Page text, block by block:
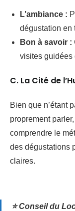
L’ambiance :
dégustation en
Bon à savoir :
visites guidées
C. La Cité de
Bien que n’étant
proprement
comprendre le
des dégustations
claires.
⭐ Conseil du